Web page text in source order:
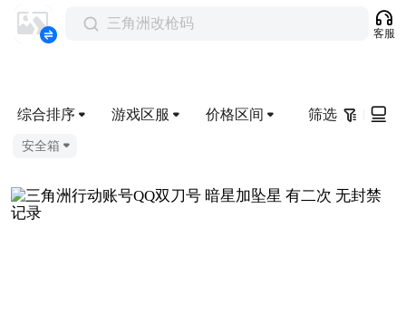
三角洲改枪码
客服
综合排序 游戏区服 价格区间 筛选
安全箱